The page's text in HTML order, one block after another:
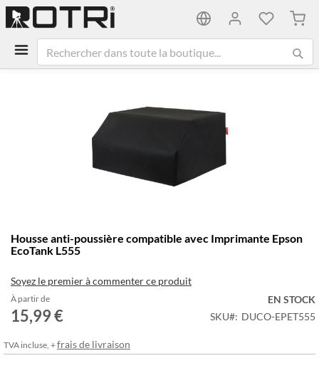
Mon
au
début
la
Galerie
d’images
Housse anti-poussière compatible avec Imprimante Epson
EcoTank L555
Soyez le premier à commenter ce produit
À partir de
15,99 €
EN STOCK
SKU
DUCO-EPET555
TVA incluse, +frais de livraison